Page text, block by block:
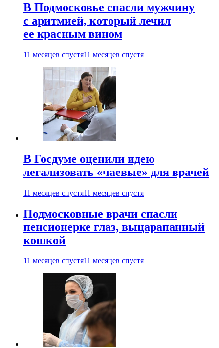
В Подмосковье спасли мужчину
с аритмией, который лечил
ее красным вином
11 месяцев спустя11 месяцев спустя
В Госдуме оценили идею
легализовать «чаевые» для врачей
11 месяцев спустя11 месяцев спустя
Подмосковные врачи спасли
пенсионерке глаз, выцарапанный
кошкой
11 месяцев спустя11 месяцев спустя